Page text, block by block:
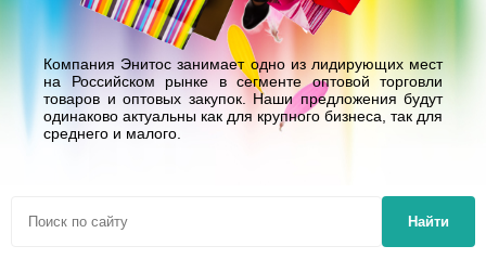
Компания Энитос занимает одно из лидирующих мест
на Российском рынке в сегменте оптовой торговли
товаров и оптовых закупок. Наши предложения будут
одинаково актуальны как для крупного бизнеса, так для
среднего и малого.
Найти